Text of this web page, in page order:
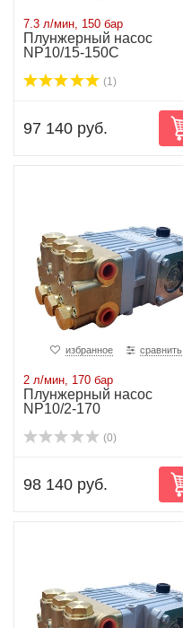
7.3 л/мин, 150 бар
Плунжерный насос
NP10/15-150C
(1)
97 140 руб.
избранное сравнить
2 л/мин, 170 бар
Плунжерный насос
NP10/2-170
(0)
98 140 руб.